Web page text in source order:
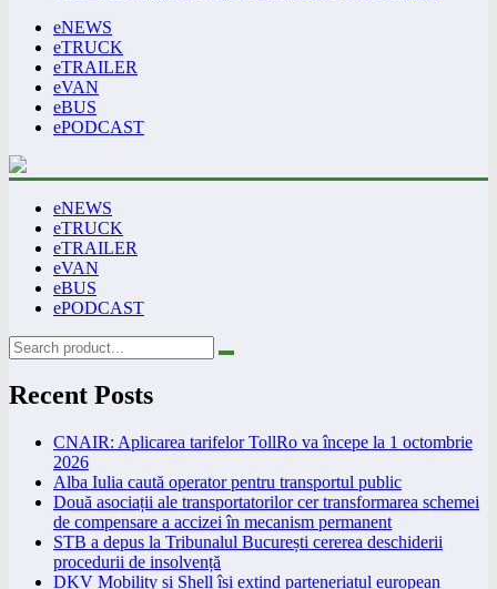
eNEWS
eTRUCK
eTRAILER
eVAN
eBUS
ePODCAST
eNEWS
eTRUCK
eTRAILER
eVAN
eBUS
ePODCAST
Recent Posts
CNAIR: Aplicarea tarifelor TollRo va începe la 1 octombrie
2026
Alba Iulia caută operator pentru transportul public
Două asociații ale transportatorilor cer transformarea schemei
de compensare a accizei în mecanism permanent
STB a depus la Tribunalul București cererea deschiderii
procedurii de insolvență
DKV Mobility și Shell își extind parteneriatul european